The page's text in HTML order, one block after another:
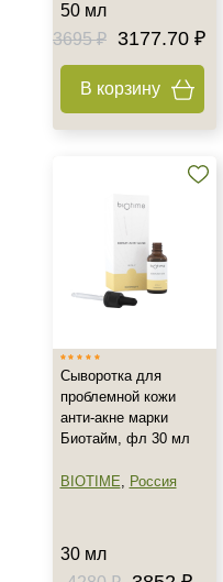
Показать еще
Объём
15 мл
30 мл
Азелаиновая кислота
Аллантоин
Показать еще
Время применения
День
50 мл
3695 ₽
3177.70 ₽
В корзину
Сыворотка для
проблемной кожи
анти-акне марки
Биотайм, фл 30 мл
BIOTIME, Россия
30 мл